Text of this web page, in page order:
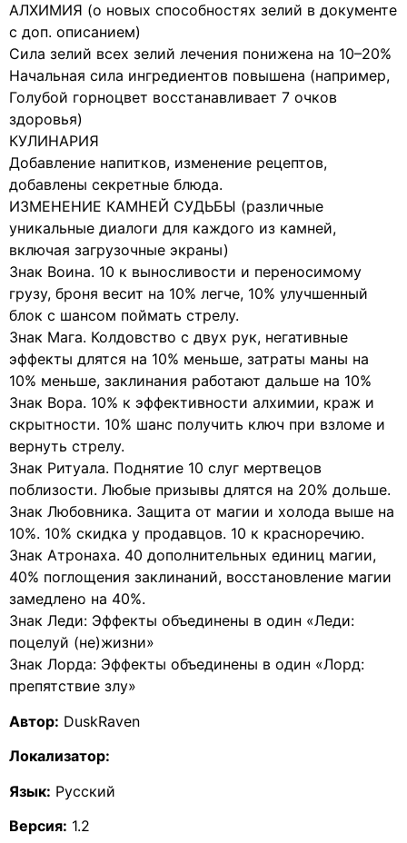
АЛХИМИЯ (о новых способностях зелий в документе
с доп. описанием)
Сила зелий всех зелий лечения понижена на 10–20%
Начальная сила ингредиентов повышена (например,
Голубой горноцвет восстанавливает 7 очков
здоровья)
КУЛИНАРИЯ
Добавление напитков, изменение рецептов,
добавлены секретные блюда.
ИЗМЕНЕНИЕ КАМНЕЙ СУДЬБЫ (различные
уникальные диалоги для каждого из камней,
включая загрузочные экраны)
Знак Воина. 10 к выносливости и переносимому
грузу, броня весит на 10% легче, 10% улучшенный
блок с шансом поймать стрелу.
Знак Мага. Колдовство с двух рук, негативные
эффекты длятся на 10% меньше, затраты маны на
10% меньше, заклинания работают дальше на 10%
Знак Вора. 10% к эффективности алхимии, краж и
скрытности. 10% шанс получить ключ при взломе и
вернуть стрелу.
Знак Ритуала. Поднятие 10 слуг мертвецов
поблизости. Любые призывы длятся на 20% дольше.
Знак Любовника. Защита от магии и холода выше на
10%. 10% скидка у продавцов. 10 к красноречию.
Знак Атронаха. 40 дополнительных единиц магии,
40% поглощения заклинаний, восстановление магии
замедлено на 40%.
Знак Леди: Эффекты объединены в один «Леди:
поцелуй (не)жизни»
Знак Лорда: Эффекты объединены в один «Лорд:
препятствие злу»
Автор: DuskRaven
Локализатор:
Язык: Русский
Версия: 1.2